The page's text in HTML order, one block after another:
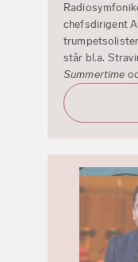
chefsdirigent
står bl.a.
Summertime